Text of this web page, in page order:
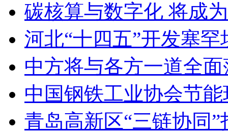
碳核算与数字化 将成
河北“十四五”开发塞
中方将与各方一道全
中国钢铁工业协会节
青岛高新区“三链协同